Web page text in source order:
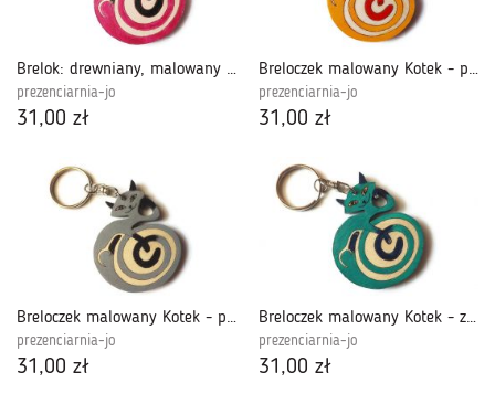
Brelok: drewniany, malowany Kotek -różowy +
prezenciarnia-jo
31,00 zł
Breloczek malowany Kotek - pomarańczowy +
prezenciarnia-jo
31,00 zł
Breloczek malowany Kotek - popielaty +
prezenciarnia-jo
31,00 zł
Breloczek malowany Kotek - zieleń morska +
prezenciarnia-jo
31,00 zł